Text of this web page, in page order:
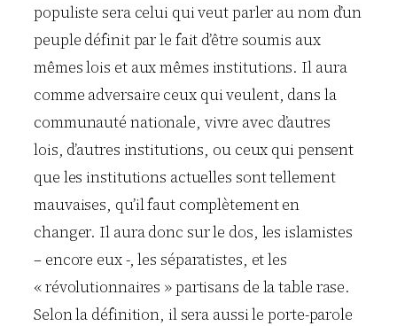
populiste sera celui qui veut parler au nom d’un
peuple définit par le fait d’être soumis aux
mêmes lois et aux mêmes institutions. Il aura
comme adversaire ceux qui veulent, dans la
communauté nationale, vivre avec d’autres
lois, d’autres institutions, ou ceux qui pensent
que les institutions actuelles sont tellement
mauvaises, qu’il faut complètement en
changer. Il aura donc sur le dos, les islamistes
– encore eux -, les séparatistes, et les
« révolutionnaires » partisans de la table rase.
Selon la définition, il sera aussi le porte-parole